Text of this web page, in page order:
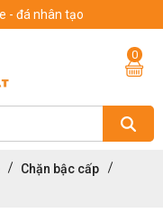
- đá nhân tạo
0
Chặn bậc cấp